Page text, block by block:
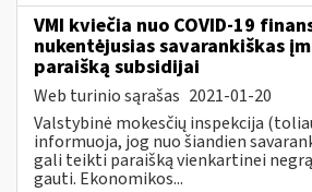
VMI kviečia nuo COVID-19
nukentėjusias savarankiškas
paraišką subsidijai
Web turinio sąrašas 2021-01-20
Valstybinė mokesčių inspekcija
informuoja, jog nuo šiandien
gali teikti paraišką vienkartinei
gauti. Ekonomikos...